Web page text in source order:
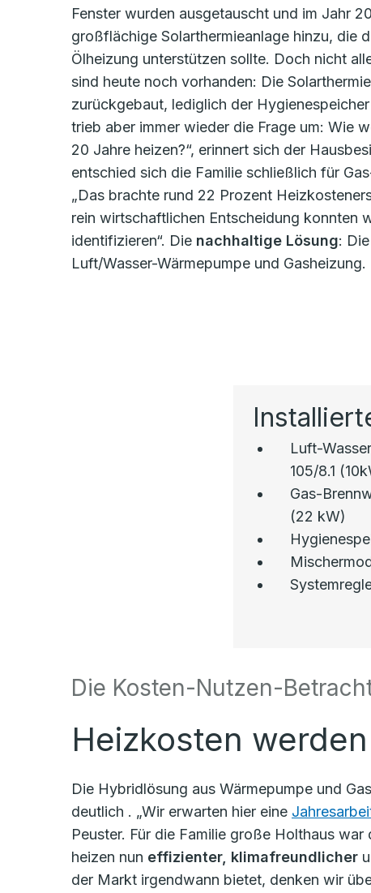
Fenster wurden ausgetauscht und im Jahr
großflächige Solarthermieanlage hinzu, die
Ölheizung unterstützen sollte. Doch nicht
sind heute noch vorhanden: Die
zurückgebaut, lediglich der
trieb aber immer wieder die Frage um: Wie
20 Jahre heizen?“, erinnert sich der
entschied sich die Familie schließlich für
„Das brachte rund 22 Prozent
rein wirtschaftlichen Entscheidung konnten
identifizieren“. Die nachhaltige Lösung:
Luft/Wasser-Wärmepumpe und Gasheizung.
Luft-
105/8.1
Gas-
(22 kW)
Die Kosten-Nutzen-
Heizkosten
Die Hybridlösung aus Wärmepumpe und
deutlich . „Wir erwarten hier eine
Peuster. Für die Familie große Holthaus
heizen nun effizienter, klimafreundlicher
der Markt irgendwann bietet, denken wir